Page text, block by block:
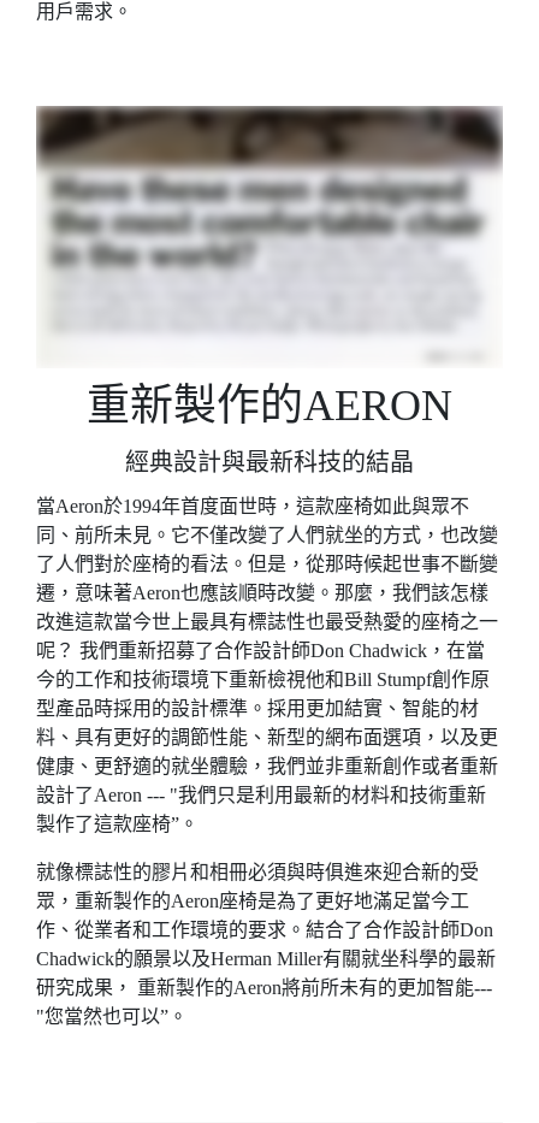
用戶需求。
重新製作的AERON
經典設計與最新科技的結晶
當Aeron於1994年首度面世時，這款座椅如此與眾不
同、前所未見。它不僅改變了人們就坐的方式，也改變
了人們對於座椅的看法。但是，從那時候起世事不斷變
遷，意味著Aeron也應該順時改變。那麼，我們該怎樣
改進這款當今世上最具有標誌性也最受熱愛的座椅之一
呢？ 我們重新招募了合作設計師Don Chadwick，在當
今的工作和技術環境下重新檢視他和Bill Stumpf創作原
型產品時採用的設計標準。採用更加結實、智能的材
料、具有更好的調節性能、新型的網布面選項，以及更
健康、更舒適的就坐體驗，我們並非重新創作或者重新
設計了Aeron --- "我們只是利用最新的材料和技術重新
製作了這款座椅”。
就像標誌性的膠片和相冊必須與時俱進來迎合新的受
眾，重新製作的Aeron座椅是為了更好地滿足當今工
作、從業者和工作環境的要求。結合了合作設計師Don
Chadwick的願景以及Herman Miller有關就坐科學的最新
研究成果， 重新製作的Aeron將前所未有的更加智能---
"您當然也可以”。